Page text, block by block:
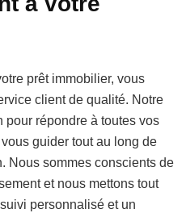
prêt immobilier, vous
client de qualité. Notre
pour répondre à toutes vos
guider tout au long de
Nous sommes conscients de
et nous mettons tout
personnalisé et un